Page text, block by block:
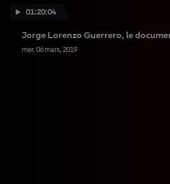
01:20:04
Jorge Lorenzo Guerrero, le
mer. 06 mars, 2019